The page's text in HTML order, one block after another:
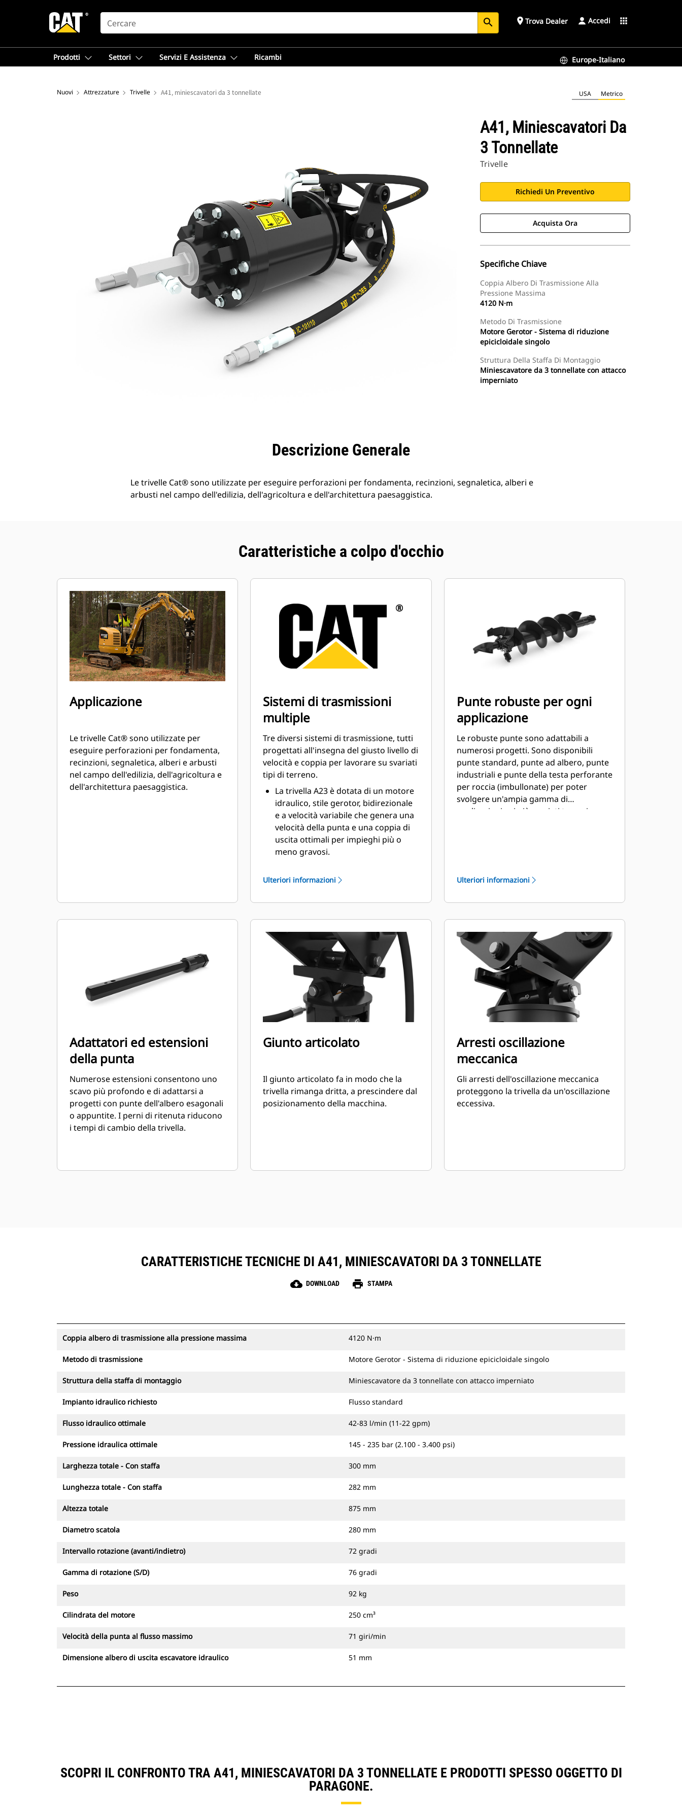
SEARCH search place Trova Dealer Accedi apps
Prodotti Settori Servizi E Assistenza Ricambi Europe-Italiano
Nuovi Attrezzature Trivelle A41, miniescavatori da 3 tonnellate USA Metrico
A41, Miniescavatori Da
3 Tonnellate
Trivelle
Richiedi Un Preventivo
Acquista Ora
Specifiche Chiave
Coppia Albero Di Trasmissione Alla
Pressione Massima
4120 N·m
Metodo Di Trasmissione
Motore Gerotor - Sistema di riduzione
epicicloidale singolo
Struttura Della Staffa Di Montaggio
Miniescavatore da 3 tonnellate con attacco
imperniato
Descrizione Generale
Le trivelle Cat® sono utilizzate per eseguire perforazioni per fondamenta, recinzioni, segnaletica, alberi e
arbusti nel campo dell'edilizia, dell'agricoltura e dell'architettura paesaggistica.
Caratteristiche a colpo d'occhio
Applicazione
Le trivelle Cat® sono utilizzate per
eseguire perforazioni per fondamenta,
recinzioni, segnaletica, alberi e arbusti
nel campo dell'edilizia, dell'agricoltura e
dell'architettura paesaggistica.
Sistemi di trasmissioni
multiple
Tre diversi sistemi di trasmissione, tutti
progettati all'insegna del giusto livello di
velocità e coppia per lavorare su svariati
tipi di terreno.
La trivella A23 è dotata di un motore
idraulico, stile gerotor, bidirezionale
e a velocità variabile che genera una
velocità della punta e una coppia di
uscita ottimali per impieghi più o
meno gravosi.
idraulico, stile gerotor, bidirezionale
montato su una scatola di satelliti
per impieghi più o meno gravosi.
La trivella A68 è dotata di un motore
idraulico a ingranaggi, bidirezionale
e a doppia riduzione epicicloidale
montato su una scatola di satelliti
per garantire una velocità della
punta e una coppia di uscita ottimali
per lavori di perforazione
impegnativi e a elevate prestazioni.
Ulteriori informazioni
Punte robuste per ogni
applicazione
Le robuste punte sono adattabili a
numerosi progetti. Sono disponibili
punte standard, punte ad albero, punte
industriali e punte della testa perforante
per roccia (imbullonate) per poter
svolgere un'ampia gamma di
applicazioni sui più svariati terreni.
Ulteriori informazioni
Adattatori ed estensioni
della punta
Numerose estensioni consentono uno
scavo più profondo e di adattarsi a
progetti con punte dell'albero esagonali
o appuntite. I perni di ritenuta riducono
i tempi di cambio della trivella.
Giunto articolato
Il giunto articolato fa in modo che la
trivella rimanga dritta, a prescindere dal
posizionamento della macchina.
Arresti oscillazione
meccanica
Gli arresti dell'oscillazione meccanica
proteggono la trivella da un'oscillazione
eccessiva.
CARATTERISTICHE TECNICHE DI A41, MINIESCAVATORI DA 3 TONNELLATE
cloud_download DOWNLOAD print STAMPA
Coppia albero di trasmissione alla pressione massima 4120 N·m
Metodo di trasmissione Motore Gerotor - Sistema di riduzione epicicloidale singolo
Struttura della staffa di montaggio Miniescavatore da 3 tonnellate con attacco imperniato
Impianto idraulico richiesto Flusso standard
Flusso idraulico ottimale 42-83 l/min (11-22 gpm)
Pressione idraulica ottimale 145 - 235 bar (2.100 - 3.400 psi)
Larghezza totale - Con staffa 300 mm
Lunghezza totale - Con staffa 282 mm
Altezza totale 875 mm
Diametro scatola 280 mm
Intervallo rotazione (avanti/indietro) 72 gradi
Gamma di rotazione (S/D) 76 gradi
Peso 92 kg
Cilindrata del motore 250 cm³
Velocità della punta al flusso massimo 71 giri/min
Dimensione albero di uscita escavatore idraulico 51 mm
SCOPRI IL CONFRONTO TRA A41, MINIESCAVATORI DA 3 TONNELLATE E PRODOTTI SPESSO OGGETTO DI
PARAGONE.